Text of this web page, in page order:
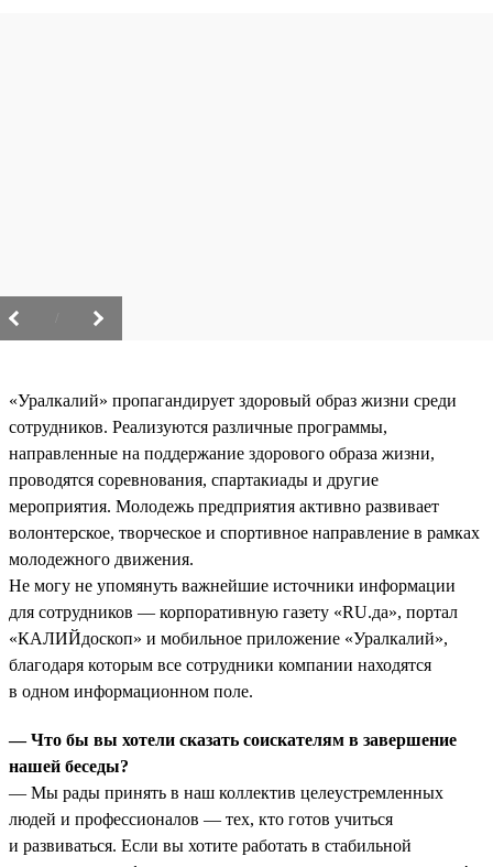
«Уралкалий» пропагандирует здоровый образ жизни среди
сотрудников. Реализуются различные программы,
направленные на поддержание здорового образа жизни,
проводятся соревнования, спартакиады и другие
мероприятия. Молодежь предприятия активно развивает
волонтерское, творческое и спортивное направление в рамках
молодежного движения.
Не могу не упомянуть важнейшие источники информации
для сотрудников — корпоративную газету «RU.да», портал
«КАЛИЙдоскоп» и мобильное приложение «Уралкалий»,
благодаря которым все сотрудники компании находятся
в одном информационном поле.
— Что бы вы хотели сказать соискателям в завершение
нашей беседы?
— Мы рады принять в наш коллектив целеустремленных
людей и профессионалов — тех, кто готов учиться
и развиваться. Если вы хотите работать в стабильной